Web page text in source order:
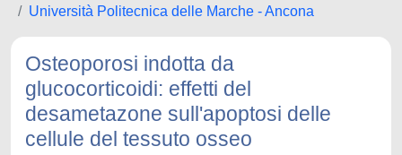
Università Politecnica delle Marche - Ancona
Osteoporosi indotta da
glucocorticoidi: effetti del
desametazone sull'apoptosi delle
cellule del tessuto osseo